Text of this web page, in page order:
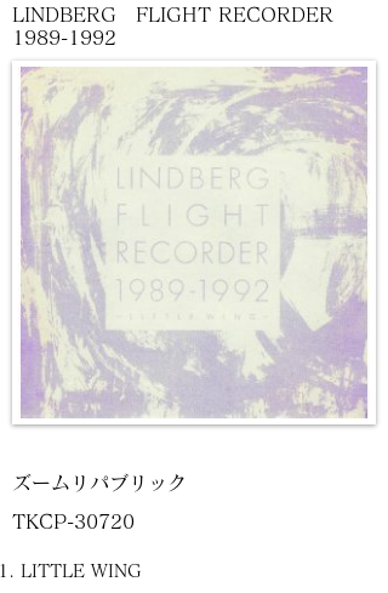
LINDBERG FLIGHT RECORDER
1989-1992
LITTLE WING
ズームリパブリック
TKCP-30720